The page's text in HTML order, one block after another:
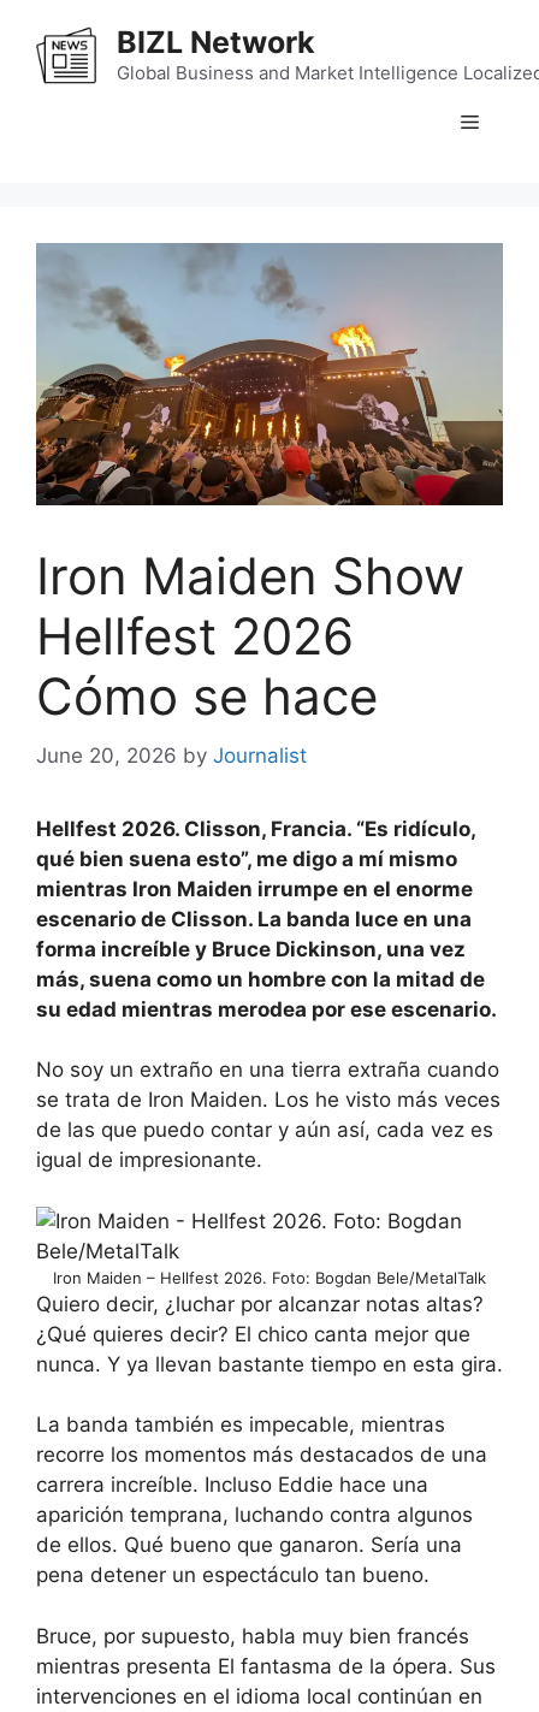
content
BIZL Network
Global Business and Market Intelligence
Menu
Iron Maiden Show
Hellfest 2026
Cómo se hace
June 20, 2026 by Journalist
Hellfest 2026. Clisson, Francia. “Es ridículo,
qué bien suena esto”, me digo a mí mismo
mientras Iron Maiden irrumpe en el enorme
escenario de Clisson. La banda luce en una
forma increíble y Bruce Dickinson, una vez
más, suena como un hombre con la mitad de
su edad mientras merodea por ese escenario.
No soy un extraño en una tierra extraña cuando
se trata de Iron Maiden. Los he visto más veces
de las que puedo contar y aún así, cada vez es
igual de impresionante.
Iron Maiden – Hellfest 2026. Foto: Bogdan Bele/MetalTalk
Quiero decir, ¿luchar por alcanzar notas altas?
¿Qué quieres decir? El chico canta mejor que
nunca. Y ya llevan bastante tiempo en esta gira.
La banda también es impecable, mientras
recorre los momentos más destacados de una
carrera increíble. Incluso Eddie hace una
aparición temprana, luchando contra algunos
de ellos. Qué bueno que ganaron. Sería una
pena detener un espectáculo tan bueno.
Bruce, por supuesto, habla muy bien francés
mientras presenta El fantasma de la ópera. Sus
intervenciones en el idioma local continúan en